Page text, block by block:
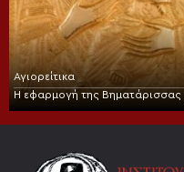
Αγιορείτικα
Η εφαρμογή της Βηματάρισσας